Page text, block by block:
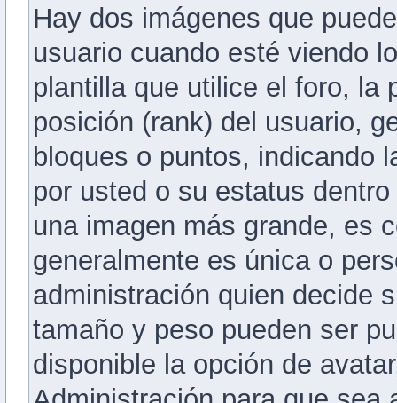
Hay dos imágenes que
usuario cuando esté viendo
plantilla que utilice el foro, la
posición (rank) del usuario,
bloques o puntos, indicando
por usted o su estatus
una imagen más grande, es
generalmente es única o
administración quien decide
tamaño y peso pueden ser
disponible la opción de